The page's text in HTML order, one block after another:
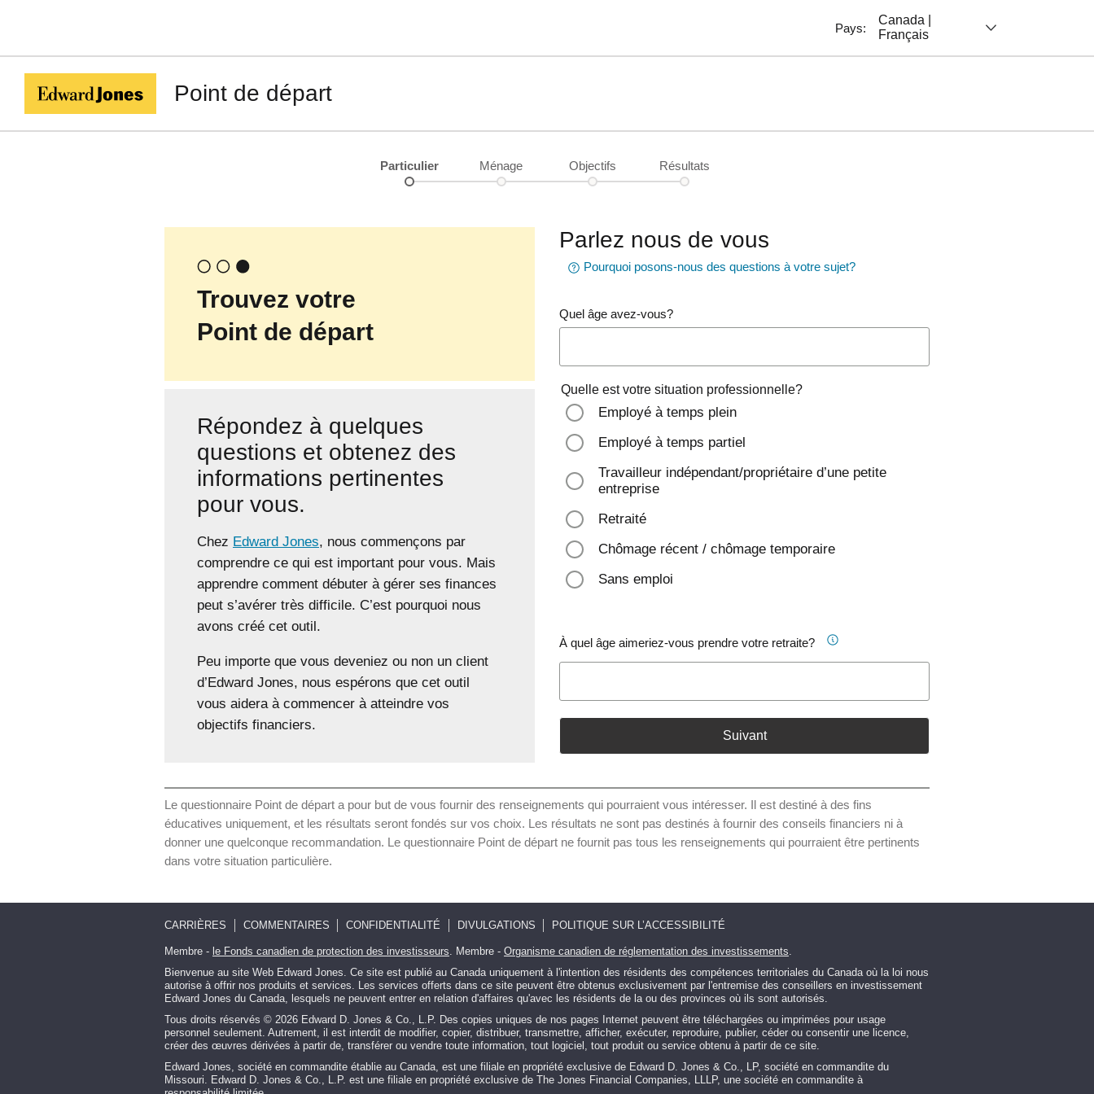
Pays:
Canada |
Français
Point de départ
Particulier Ménage Objectifs Résultats
Trouvez votre
Point de départ
Répondez à quelques
questions et obtenez des
informations pertinentes
pour vous.
Chez Edward Jones, nous commençons par
comprendre ce qui est important pour vous. Mais
apprendre comment débuter à gérer ses finances
peut s’avérer très difficile. C’est pourquoi nous
avons créé cet outil.
Peu importe que vous deveniez ou non un client
d’Edward Jones, nous espérons que cet outil
vous aidera à commencer à atteindre vos
objectifs financiers.
Parlez nous de vous
Pourquoi posons-nous des questions à votre sujet?
Quel âge avez-vous?
Quelle est votre situation professionnelle?
Employé à temps plein
Employé à temps partiel
Travailleur indépendant/propriétaire d’une petite
entreprise
Retraité
Chômage récent / chômage temporaire
Sans emploi
À quel âge aimeriez-vous prendre votre retraite?
Suivant
Le questionnaire Point de départ a pour but de vous fournir des renseignements qui pourraient vous intéresser. Il est destiné à des fins
éducatives uniquement, et les résultats seront fondés sur vos choix. Les résultats ne sont pas destinés à fournir des conseils financiers ni à
donner une quelconque recommandation. Le questionnaire Point de départ ne fournit pas tous les renseignements qui pourraient être pertinents
dans votre situation particulière.
CARRIÈRES COMMENTAIRES CONFIDENTIALITÉ DIVULGATIONS POLITIQUE SUR L’ACCESSIBILITÉ
Membre - le Fonds canadien de protection des investisseurs. Membre - Organisme canadien de réglementation des investissements.
Bienvenue au site Web Edward Jones. Ce site est publié au Canada uniquement à l'intention des résidents des compétences territoriales du Canada où la loi nous
autorise à offrir nos produits et services. Les services offerts dans ce site peuvent être obtenus exclusivement par l'entremise des conseillers en investissement
Edward Jones du Canada, lesquels ne peuvent entrer en relation d'affaires qu'avec les résidents de la ou des provinces où ils sont autorisés.
Tous droits réservés © 2026 Edward D. Jones & Co., L.P. Des copies uniques de nos pages Internet peuvent être téléchargées ou imprimées pour usage
personnel seulement. Autrement, il est interdit de modifier, copier, distribuer, transmettre, afficher, exécuter, reproduire, publier, céder ou consentir une licence,
créer des œuvres dérivées à partir de, transférer ou vendre toute information, tout logiciel, tout produit ou service obtenu à partir de ce site.
Edward Jones, société en commandite établie au Canada, est une filiale en propriété exclusive de Edward D. Jones & Co., LP, société en commandite du
Missouri. Edward D. Jones & Co., L.P. est une filiale en propriété exclusive de The Jones Financial Companies, LLLP, une société en commandite à